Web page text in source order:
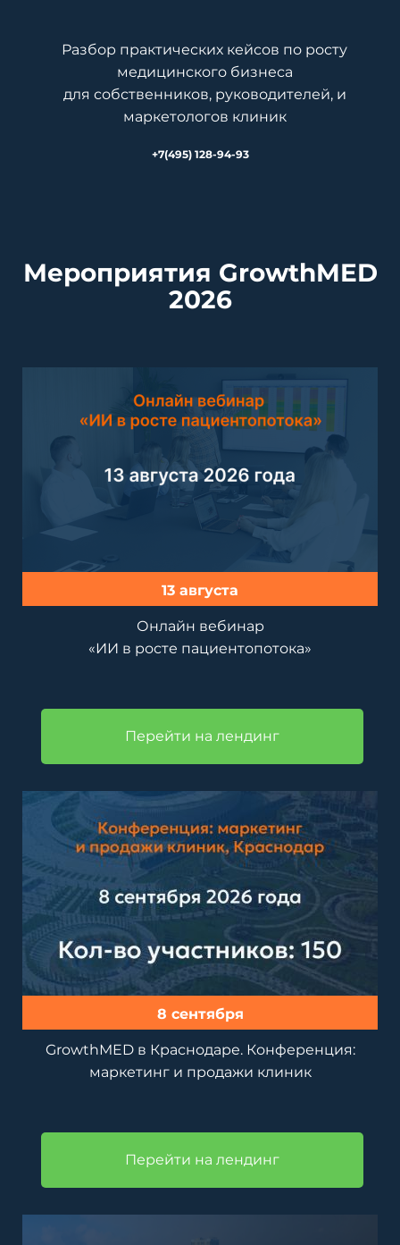
Разбор практических кейсов по росту
медицинского бизнеса
для собственников, руководителей, и
маркетологов клиник
+7(495) 128-94-93
Мероприятия GrowthMED
2026
13 августа
Онлайн вебинар
«ИИ в росте пациентопотока»
Перейти на лендинг
8 сентября
GrowthMED в Краснодаре. Конференция:
маркетинг и продажи клиник
Перейти на лендинг